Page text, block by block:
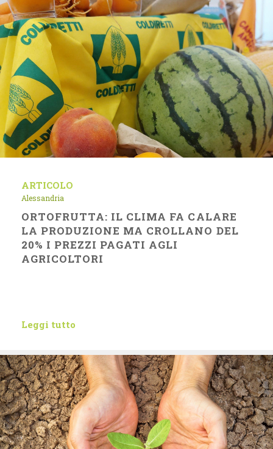
ARTICOLO
Alessandria
ORTOFRUTTA: IL CLIMA FA CALARE
LA PRODUZIONE MA CROLLANO DEL
20% I PREZZI PAGATI AGLI
AGRICOLTORI
Leggi tutto